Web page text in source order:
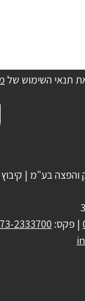
תנאי השימוש של
והפצה בע"מ |
| פקס: 2333700